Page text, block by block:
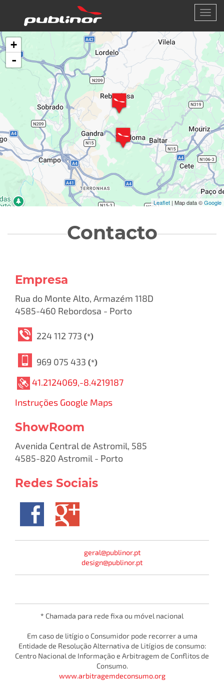
o
conteúdo
principal
+
-
Leaflet | Map data ©Google
Contacto
Empresa
Rua do Monte Alto, Armazém 118D
4585-460 Rebordosa - Porto
224 112 773(*)
969 075 433(*)
41.2124069,-8.4219187
Instruções Google Maps
ShowRoom
Avenida Central de Astromil, 585
4585-820 Astromil - Porto
Redes Sociais
geral@publinor.pt
design@publinor.pt
* Chamada para rede fixa ou móvel nacional
Em caso de litígio o Consumidor pode recorrer a uma
Entidade de Resolução Alternativa de Litígios de consumo:
Centro Nacional de Informação e Arbitragem de Conflitos de
Consumo.
www.arbitragemdeconsumo.org